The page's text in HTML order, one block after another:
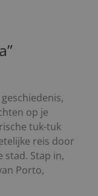
op je
tuk-tuk
reis door
stad. Stap in,
Porto,